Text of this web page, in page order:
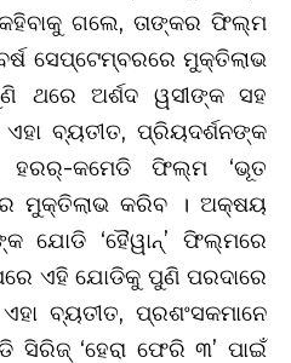
ଗଲେ, ତାଙ୍କର ଫିଲ୍ମ
ସେପ୍ଟେମ୍ବରରେ ମୁକ୍ତିଲାଭ
ଥରେ ଅର୍ଶଦ ୱସୀଙ୍କ ସହ
ବ୍ୟତୀତ, ପ୍ରିୟଦର୍ଶନଙ୍କ
ହରର୍-କମେଡି ଫିଲ୍ମ ‘ଭୂତ
ମୁକ୍ତିଲାଭ କରିବ । ଅକ୍ଷୟ
ଯୋଡି ‘ହୈୱାନ୍’ ଫିଲ୍ମରେ
ଏହି ଯୋଡିକୁ ପୁଣି ପରଦାରେ
ବ୍ୟତୀତ, ପ୍ରଶଂସକମାନେ
‘ହେରା ଫେରି ୩’ ପାଇଁ